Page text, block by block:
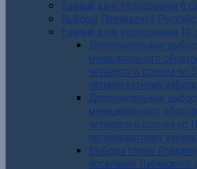
Единый день голосования 8
Выборы Президента
Единый день голосования 10
Дополнительные
муниципального
четвертого созыва по
пятимандатному
Дополнительные
муниципального
четвертого созыва по
пятимандатному
Выборы главы
поселения Лабинского